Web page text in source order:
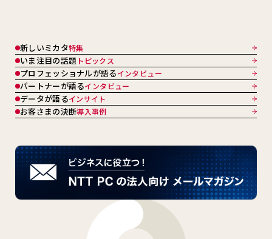
新しいミカタ特集
いま注目の話題 トピックス
プロフェッショナルが語るインタビュー
パートナーが語るインタビュー
データが語るインサイト
お客さまの決断導入事例